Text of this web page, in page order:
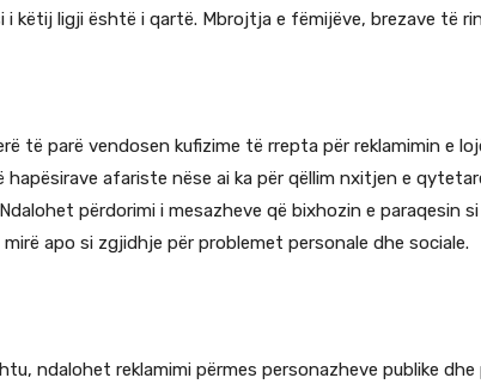
i këtij ligji është i qartë. Mbrojtja e fëmijëve, brezave të
të parë vendosen kufizime të rrepta për reklamimin e
hapësirave afariste nëse ai ka për qëllim nxitjen e
përdorimi i mesazheve që bixhozin e paraqesin
apo si zgjidhje për problemet personale dhe sociale.
ndalohet reklamimi përmes personazheve publike